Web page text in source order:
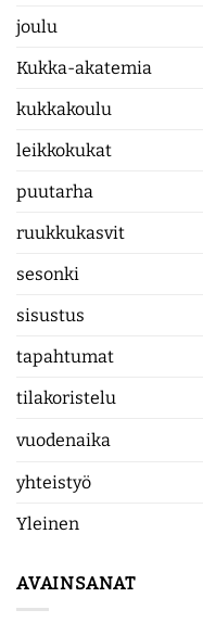
joulu
Kukka-akatemia
kukkakoulu
leikkokukat
puutarha
ruukkukasvit
sesonki
sisustus
tapahtumat
tilakoristelu
vuodenaika
yhteistyö
Yleinen
AVAINSANAT